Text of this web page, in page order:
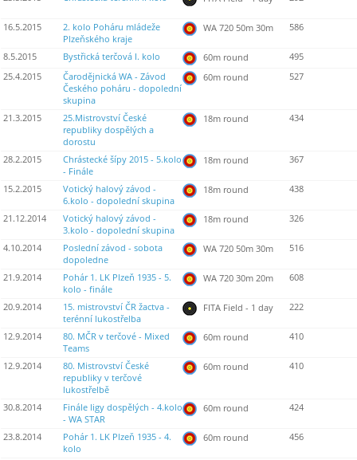
16.5.2015
2. kolo Poháru mládeže
Plzeňského kraje
WA 720 50m 30m 586
8.5.2015 Bystřická terčová I. kolo 60m round
495
25.4.2015
Čarodějnická WA - Závod
Českého poháru - dopolední
skupina
60m round 527
21.3.2015
25.Mistrovství České
republiky dospělých a
dorostu
18m round 434
28.2.2015
Chrástecké šípy 2015 - 5.kolo
- Finále
18m round 367
15.2.2015
Votický halový závod -
6.kolo - dopolední skupina
18m round 438
21.12.2014
Votický halový závod -
3.kolo - dopolední skupina
18m round 326
4.10.2014
Poslední závod - sobota
dopoledne
WA 720 50m 30m 516
21.9.2014
Pohár 1. LK Plzeň 1935 - 5.
kolo - finále
WA 720 30m 20m 608
20.9.2014
15. mistrovství ČR žactva -
terénní lukostřelba
FITA Field - 1 day 222
12.9.2014
80. MČR v terčové - Mixed
Teams
60m round 410
12.9.2014
80. Mistrovství České
republiky v terčové
lukostřelbě
60m round 410
30.8.2014
Finále ligy dospělých - 4.kolo
- WA STAR
60m round 424
23.8.2014
Pohár 1. LK Plzeň 1935 - 4.
kolo
60m round 456